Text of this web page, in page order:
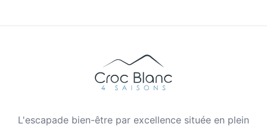
L'escapade bien-être par excellence située en plein